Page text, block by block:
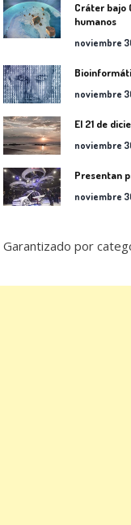
Cráter bajo
humanos
noviembre
noviembre
El 21 de
noviembre
Presentan
noviembre
Garantizado por